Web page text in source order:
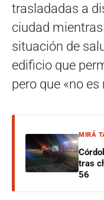
trasladadas a
ciudad
situación de
edificio que
pero que «no
MIRÁ
tras
56